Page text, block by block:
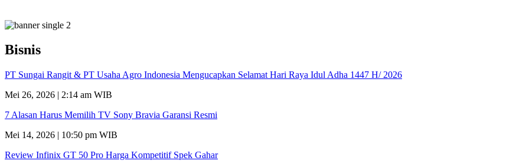
Bisnis
PT Sungai Rangit & PT Usaha Agro Indonesia Mengucapkan Selamat Hari Raya Idul Adha 1447 H/ 2026
Mei 26, 2026 | 2:14 am WIB
7 Alasan Harus Memilih TV Sony Bravia Garansi Resmi
Mei 14, 2026 | 10:50 pm WIB
Review Infinix GT 50 Pro Harga Kompetitif Spek Gahar